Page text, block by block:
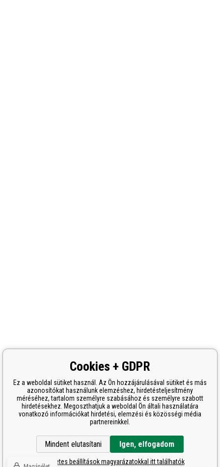
Cookies + GDPR
Ez a weboldal sütiket használ. Az Ön hozzájárulásával sütiket és más
azonosítókat használunk elemzéshez, hirdetésteljesítmény
méréséhez, tartalom személyre szabásához és személyre szabott
hirdetésekhez. Megoszthatjuk a weboldal Ön általi használatára
vonatkozó információkat hirdetési, elemzési és közösségi média
partnereinkkel.
Mindent elutasítani Igen, elfogadom
A részletes beállítások magyarázatokkal itt találhatók